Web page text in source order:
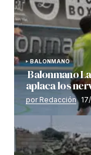
BALONMANO
Balonmano
aplaca los
por Redacción